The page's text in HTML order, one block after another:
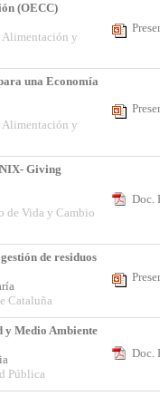
(OECC)
y
una Economía
y
Giving
de Vida y Cambio
Doc.
de residuos
Cataluña
y Medio Ambiente
Pública
Doc.